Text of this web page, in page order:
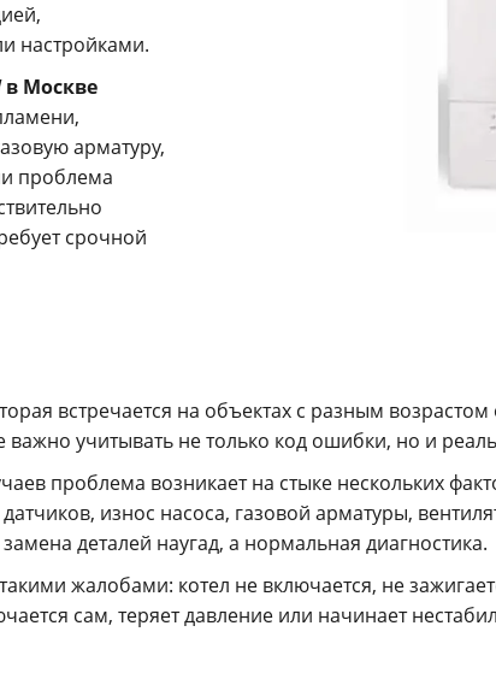
настройками.
в Москве
арматуру,
проблема
срочной
встречается на объектах с разным
учитывать не только код ошибки, но и
проблема возникает на стыке нескольких
износ насоса, газовой арматуры,
деталей наугад, а нормальная диагностика.
жалобами: котел не включается, не
сам, теряет давление или начинает